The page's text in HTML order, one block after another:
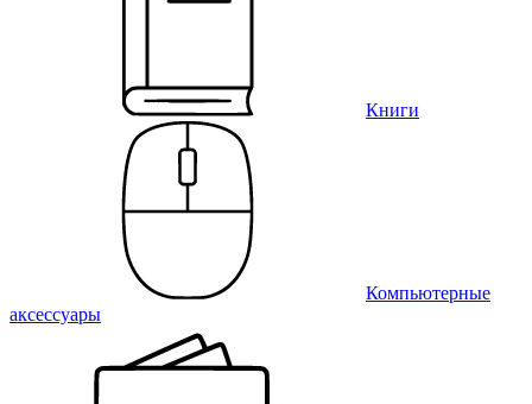
Книги
Компьютерные
аксессуары